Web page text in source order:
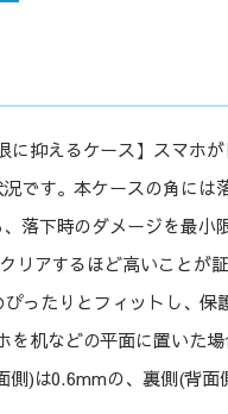
に抑えるケース】スマホ
です。本ケースの角に
落下時のダメージを最
リアするほど高いことが
ったりとフィットし、保
を机などの平面に置いた
)は0.6mmの、裏側(背